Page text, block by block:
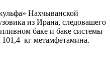
Нахчыванской
из Ирана, следовашего
баке и баке системы
кг метамфетамина.